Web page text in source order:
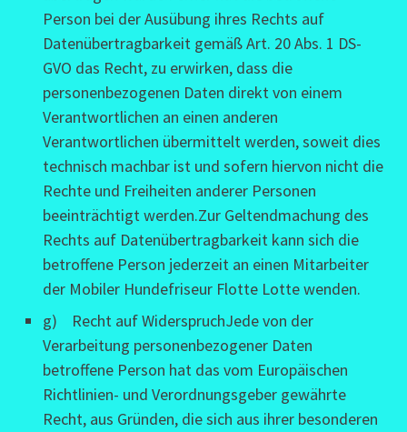
Person bei der Ausübung ihres Rechts auf
Datenübertragbarkeit gemäß Art. 20 Abs. 1 DS-
GVO das Recht, zu erwirken, dass die
personenbezogenen Daten direkt von einem
Verantwortlichen an einen anderen
Verantwortlichen übermittelt werden, soweit dies
technisch machbar ist und sofern hiervon nicht die
Rechte und Freiheiten anderer Personen
beeinträchtigt werden.Zur Geltendmachung des
Rechts auf Datenübertragbarkeit kann sich die
betroffene Person jederzeit an einen Mitarbeiter
der Mobiler Hundefriseur Flotte Lotte wenden.
g) Recht auf WiderspruchJede von der
Verarbeitung personenbezogener Daten
betroffene Person hat das vom Europäischen
Richtlinien- und Verordnungsgeber gewährte
Recht, aus Gründen, die sich aus ihrer besonderen